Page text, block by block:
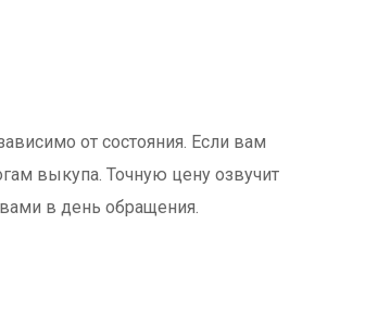
от состояния. Если вам
выкупа. Точную цену озвучит
в день обращения.